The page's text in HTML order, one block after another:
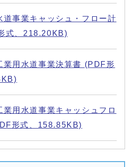
道事業キャッシュ・フロー計
式、218.20KB)
業用水道事業決算書 (PDF形
業用水道事業キャッシュフロ
形式、158.85KB)